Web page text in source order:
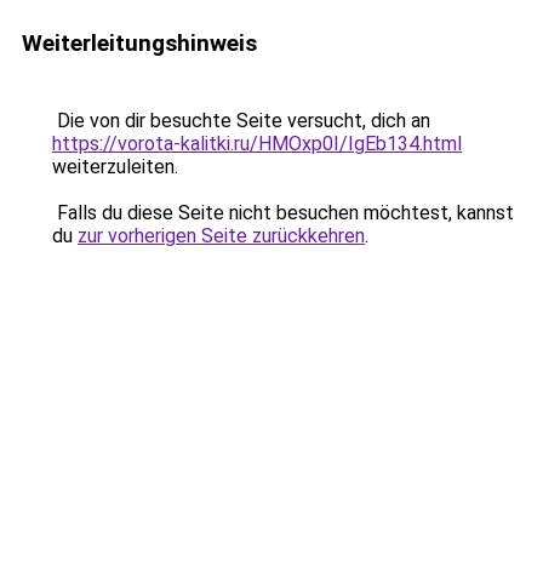
Weiterleitungshinweis
Die von dir besuchte Seite versucht, dich an
https://vorota-kalitki.ru/HMOxp0I/IgEb134.html
weiterzuleiten.
Falls du diese Seite nicht besuchen möchtest, kannst
du zur vorherigen Seite zurückkehren.